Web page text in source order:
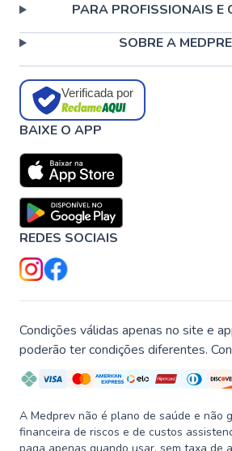
PARA PROFISSIONAIS E
SOBRE A
Verificada por
BAIXE O APP
REDES SOCIAIS
Condições válidas apenas no site e
poderão ter condições diferentes.
A Medprev não é plano de saúde e não
financeira de riscos e de custos